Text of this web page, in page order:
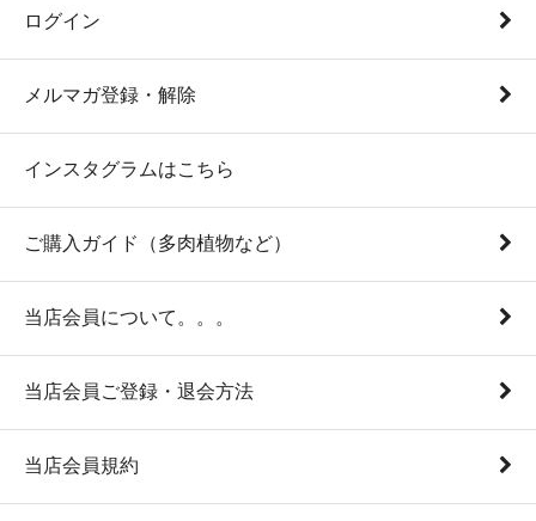
ログイン
メルマガ登録・解除
インスタグラムはこちら
ご購入ガイド（多肉植物など）
当店会員について。。。
当店会員ご登録・退会方法
当店会員規約